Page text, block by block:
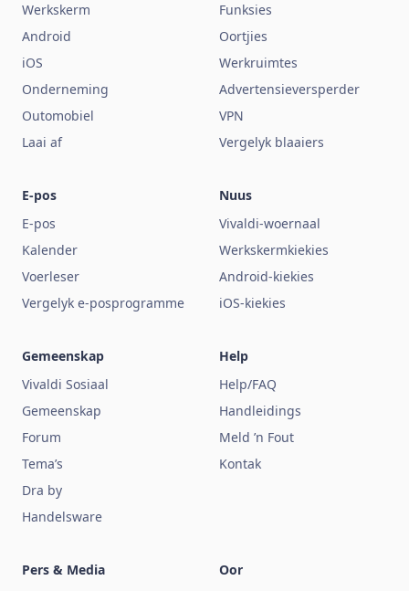
Werkskerm
Android
iOS
Onderneming
Outomobiel
Laai af
Funksies
Oortjies
Werkruimtes
Advertensieversperder
VPN
Vergelyk blaaiers
E-pos
E-pos
Kalender
Voerleser
Vergelyk e-posprogramme
Nuus
Vivaldi-woernaal
Werkskermkiekies
Android-kiekies
iOS-kiekies
Gemeenskap
Vivaldi Sosiaal
Gemeenskap
Forum
Tema’s
Dra by
Handelsware
Help
Help/FAQ
Handleidings
Meld ’n Fout
Kontak
Pers & Media
Oor